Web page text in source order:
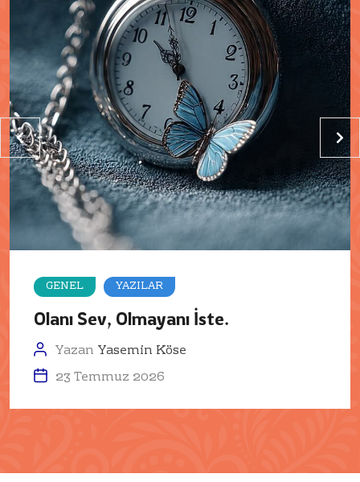
GENEL YAZILAR
Olanı Sev, Olmayanı İste.
Yazan Yasemin Köse
23 Temmuz 2026